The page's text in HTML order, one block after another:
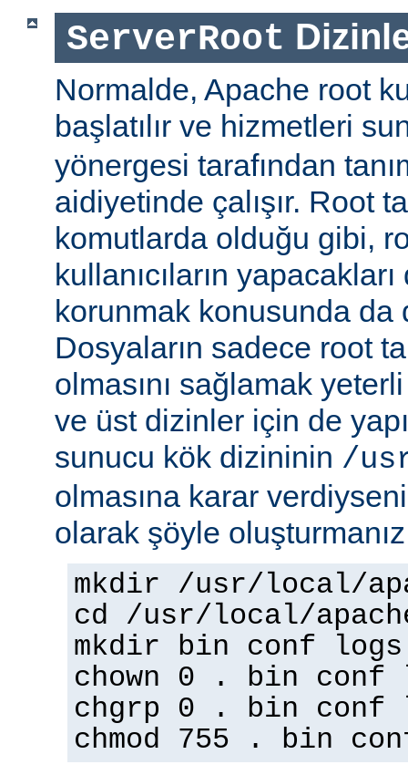
ServerRoot
Normalde, Apache root
başlatılır ve hizmetleri
yönergesi tarafından
aidiyetinde çalışır. Root
komutlarda olduğu gibi,
kullanıcıların
korunmak konusunda da
Dosyaların sadece root
olmasını sağlamak
ve üst dizinler için de
sunucu kök dizininin /
olmasına karar
olarak şöyle
mkdir /usr/local/
cd /usr/local/
mkdir bin conf logs
chown 0 . bin conf
chgrp 0 . bin conf
chmod 755 . bin